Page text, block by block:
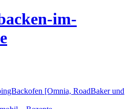
im-
[Omnia, RoadBaker und